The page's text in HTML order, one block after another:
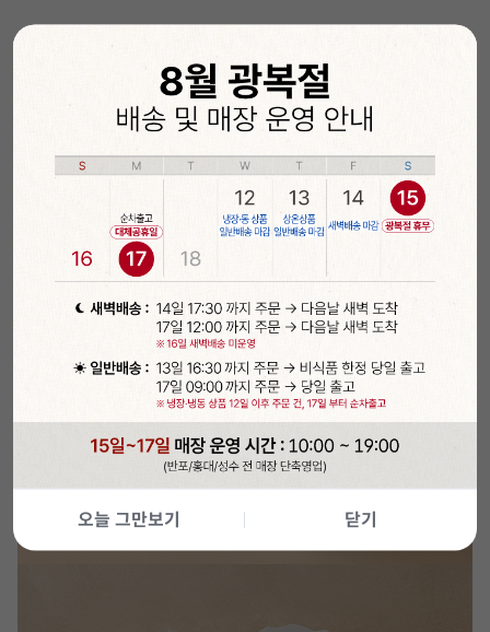
오늘 그만보기 닫기
구매포인트
· 탄탄한 재질로 만든 쉬폰케이크 창박스
· 스티커나 리본 등을 활용해 고급스럽게 포장 가능
· 상품을 돋보이게 만들어주는 투명 창박스